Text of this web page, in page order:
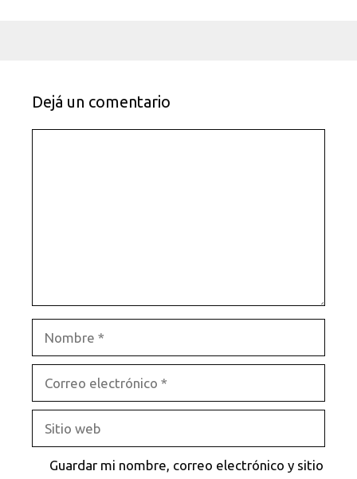
Dejá un comentario
electrónico
web
Guardar mi nombre, correo electrónico y sitio